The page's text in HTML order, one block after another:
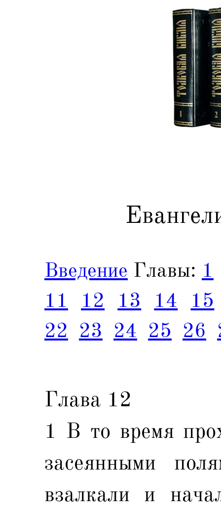
Введение Главы: 1
11
12 13 14
15
22 23 24 25 26
Глава 12
1 В то время
засеянными
взалкали и